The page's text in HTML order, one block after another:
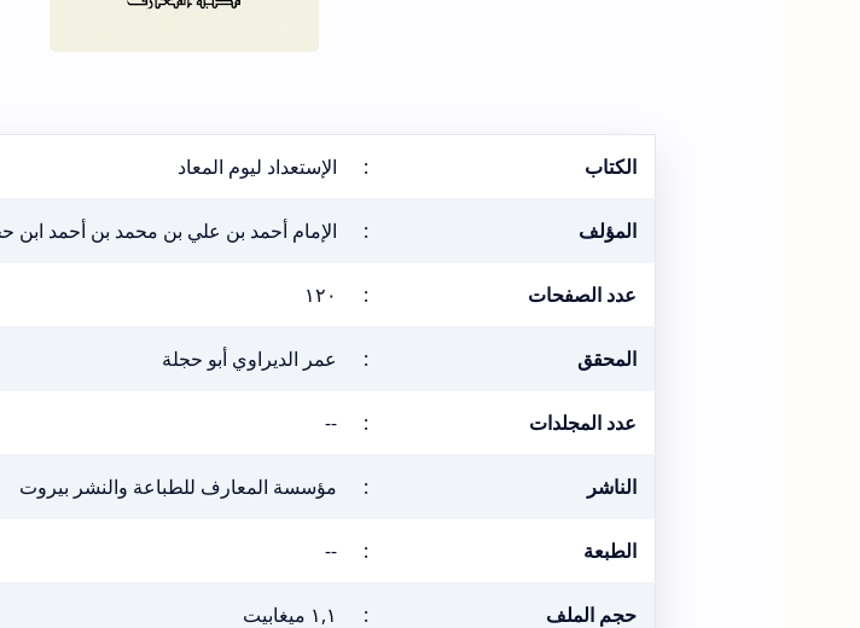
الكتاب : الإستعداد ليوم المعاد
المؤلف : الإمام أحمد بن علي بن محمد بن أحمد ابن
عدد الصفحات : ١٢٠
المحقق : عمر الديراوي أبو حجلة
عدد المجلدات :
--
الناشر : مؤسسة المعارف للطباعة والنشر بيروت
الطبعة :
--
حجم الملف : ١,١ ميغابيت